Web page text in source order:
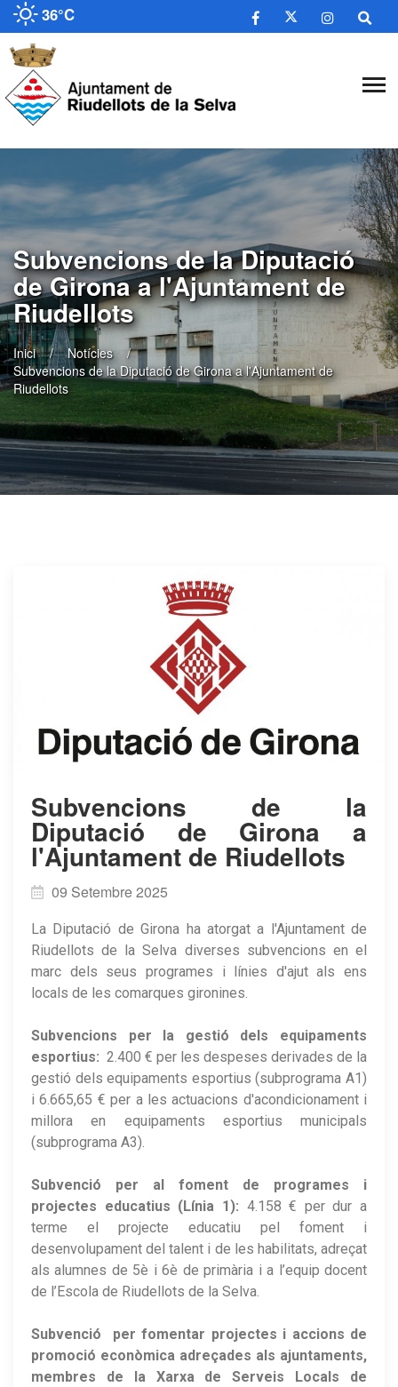
36°C
Subvencions de la Diputació
de Girona a l'Ajuntament de
Riudellots
Inici
Notícies
Subvencions de la Diputació de Girona a l'Ajuntament de
Riudellots
Subvencions de la
Diputació de Girona a
l'Ajuntament de Riudellots
09 Setembre 2025
La Diputació de Girona ha atorgat a l'Ajuntament de
Riudellots de la Selva diverses subvencions en el
marc dels seus programes i línies d'ajut als ens
locals de les comarques gironines.
Subvencions per la gestió dels equipaments
esportius: 2.400 € per les despeses derivades de la
gestió dels equipaments esportius (subprograma A1)
i 6.665,65 € per a les actuacions d'acondicionament i
millora en equipaments esportius municipals
(subprograma A3).
Subvenció per al foment de programes i
projectes educatius (Línia 1): 4.158 € per dur a
terme el projecte educatiu pel foment i
desenvolupament del talent i de les habilitats, adreçat
als alumnes de 5è i 6è de primària i a l’equip docent
de l’Escola de Riudellots de la Selva.
Subvenció per fomentar projectes i accions de
promoció econòmica adreçades als ajuntaments,
membres de la Xarxa de Serveis Locals de